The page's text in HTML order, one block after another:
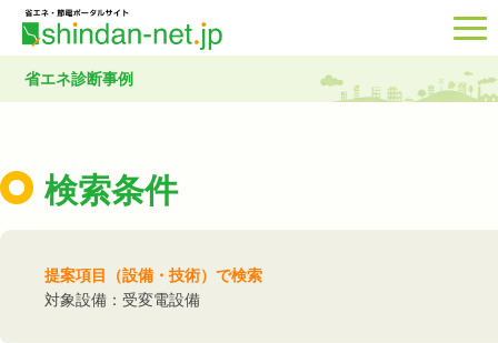
省エネ診断事例
検索条件
提案項目（設備・技術）で検索
対象設備：受変電設備